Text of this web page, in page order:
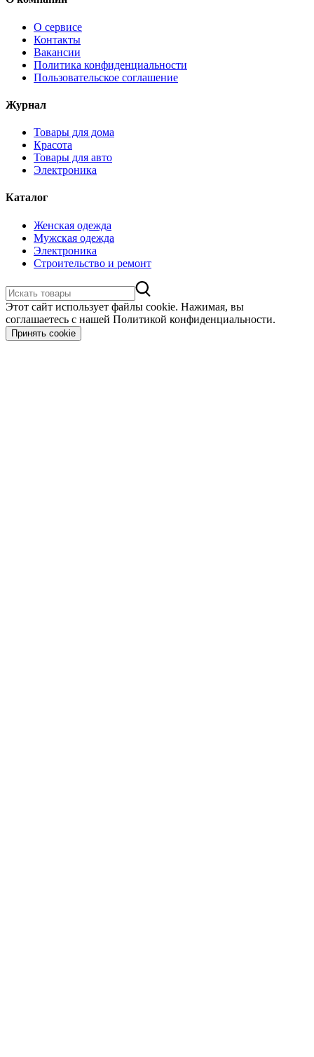
О сервисе
Контакты
Вакансии
Политика конфиденциальности
Пользовательское соглашение
Журнал
Товары для дома
Красота
Товары для авто
Электроника
Каталог
Женская одежда
Мужская одежда
Электроника
Строительство и ремонт
Этот сайт использует файлы cookie. Нажимая, вы
соглашаетесь с нашей Политикой конфиденциальности.
Принять cookie